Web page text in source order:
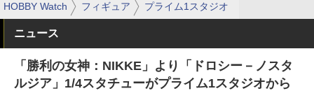
HOBBY Watch フィギュア プライム1スタジオ
ニュース
「勝利の女神：NIKKE」より「ドロシー－ノスタ
ルジア」1/4スタチューがプライム1スタジオから